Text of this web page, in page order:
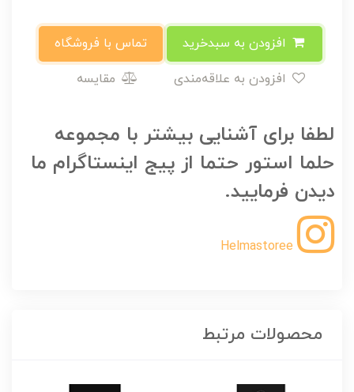
تماس با فروشگاه
مقایسه
لطفا برای آشنایی بیشتر با مجموعه
حلما استور حتما از پیج اینستاگرام ما
دیدن فرمایید.
Helmastoree
محصولات مرتبط